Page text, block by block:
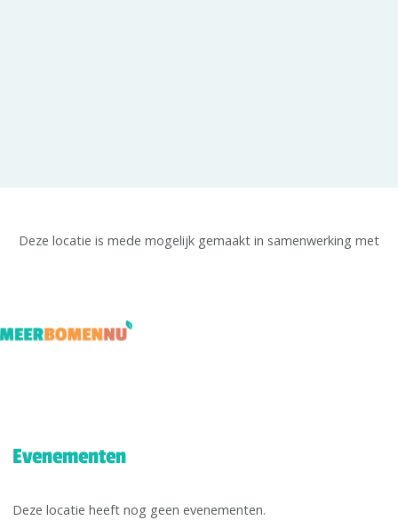
Deze locatie is mede mogelijk gemaakt in samenwerking met
Evenementen
Deze locatie heeft nog geen evenementen.